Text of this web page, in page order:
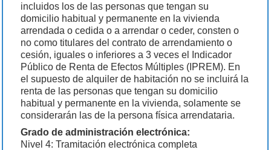
incluidos los de las personas que tengan su
domicilio habitual y permanente en la vivienda
arrendada o cedida o a arrendar o ceder, consten o
no como titulares del contrato de arrendamiento o
cesión, iguales o inferiores a 3 veces el Indicador
Público de Renta de Efectos Múltiples (IPREM). En
el supuesto de alquiler de habitación no se incluirá la
renta de las personas que tengan su domicilio
habitual y permanente en la vivienda, solamente se
considerarán las de la persona física arrendataria.
Grado de administración electrónica:
Nivel 4: Tramitación electrónica completa